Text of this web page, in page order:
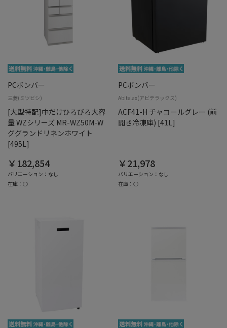
PCボンバー
三菱(ミツビシ)
[大型特配]中だけひろびろ大容
量 WZシリーズ MR-WZ50M-W
ググランドリネンホワイト
[495L]
￥182,854
バリエーション：なし
在庫：○
PCボンバー
Abitelax(アビテラックス)
ACF41-H チャコールグレー (前
開き冷凍庫) [41L]
￥21,978
バリエーション：なし
在庫：○